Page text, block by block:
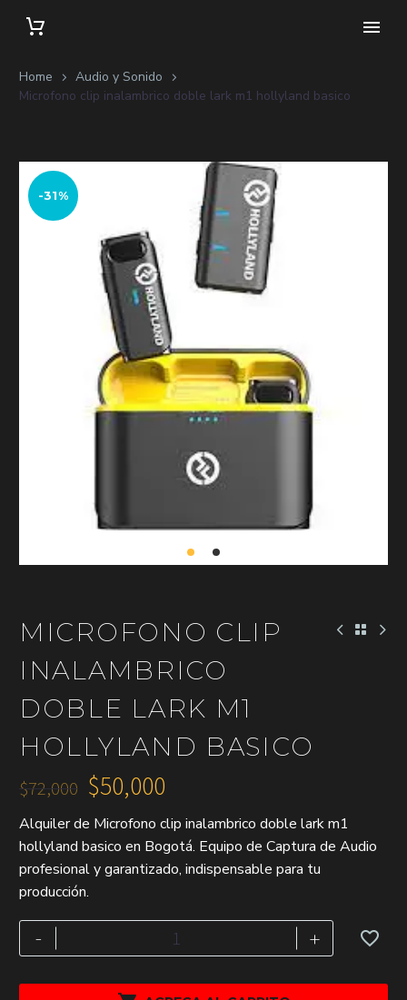
Home
Audio y Sonido
Microfono clip inalambrico doble lark m1 hollyland basico
-31%
MICROFONO CLIP
INALAMBRICO
DOBLE LARK M1
HOLLYLAND BASICO
$72,000
precio
original
era:
$50,000
precio
actual
es:
Alquiler de Microfono clip inalambrico doble lark m1
hollyland basico en Bogotá. Equipo de Captura de Audio
profesional y garantizado, indispensable para tu
producción.
-
Microfono
clip
+